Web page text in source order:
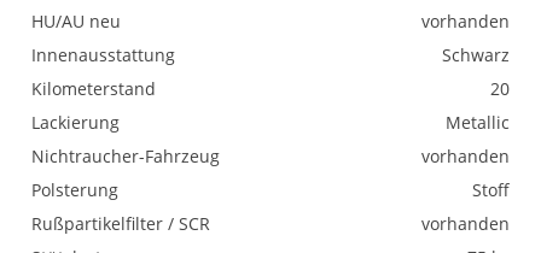
HU/AU neu
vorhanden
Innenausstattung
Schwarz
Kilometerstand
20
Lackierung
Metallic
Nichtraucher-Fahrzeug
vorhanden
Polsterung
Stoff
Rußpartikelfilter / SCR
vorhanden